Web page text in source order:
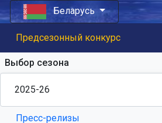
Беларусь
Предсезонный конкурс
Выбор сезона
Пресс-релизы